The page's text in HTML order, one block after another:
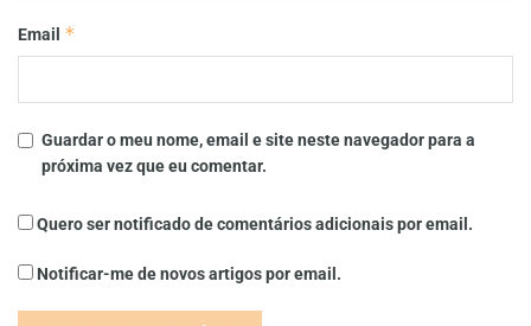
Email *
Guardar o meu nome, email e site neste navegador para a
próxima vez que eu comentar.
Quero ser notificado de comentários adicionais por email.
Notificar-me de novos artigos por email.